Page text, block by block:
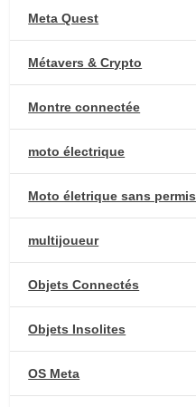
Meta Quest
Métavers & Crypto
Montre connectée
moto électrique
Moto életrique sans permis
multijoueur
Objets Connectés
Objets Insolites
OS Meta